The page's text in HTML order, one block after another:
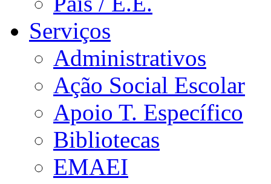
Serviços
Administrativos
Ação Social Escolar
Apoio T. Específico
Bibliotecas
EMAEI